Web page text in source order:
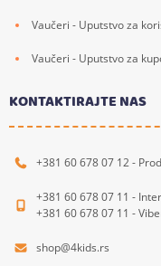
Vaučeri - Uputstvo za
Vaučeri - Uputstvo za
KONTAKTIRAJTE NAS
+381 60 678 07 12 -
+381 60 678 07 11 -
+381 60 678 07 11 -
shop@4kids.rs